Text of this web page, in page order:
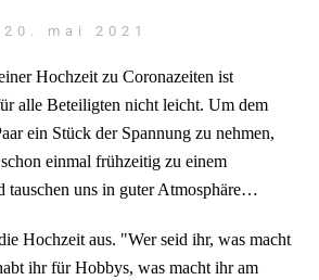
20. mai 2021
Hochzeit zu Coronazeiten ist
alle Beteiligten nicht leicht. Um dem
ein Stück der Spannung zu nehmen,
einmal frühzeitig zu einem
tauschen uns in guter Atmosphäre…
Hochzeit aus. "Wer seid ihr, was macht
ihr für Hobbys, was macht ihr am